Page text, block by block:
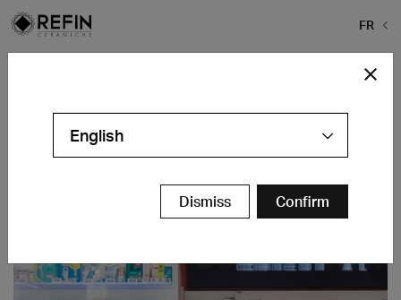
FR
Buttapietra (VR) - IT
English
Dismiss Confirm